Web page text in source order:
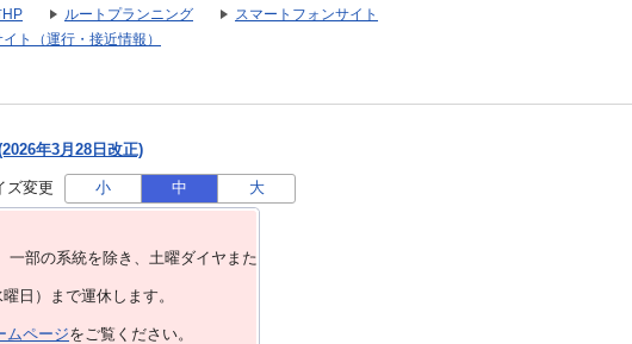
HP ルートプランニング
スマートフォンサイト
ト（運行・接近情報）
年3月28日改正)
ズ変更 小 中 大
部の系統を除き、⼟曜ダイヤまた
日）まで運休します。
ムページをご覧ください。